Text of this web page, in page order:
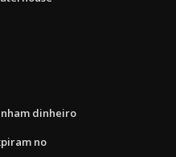
dinheiro
no